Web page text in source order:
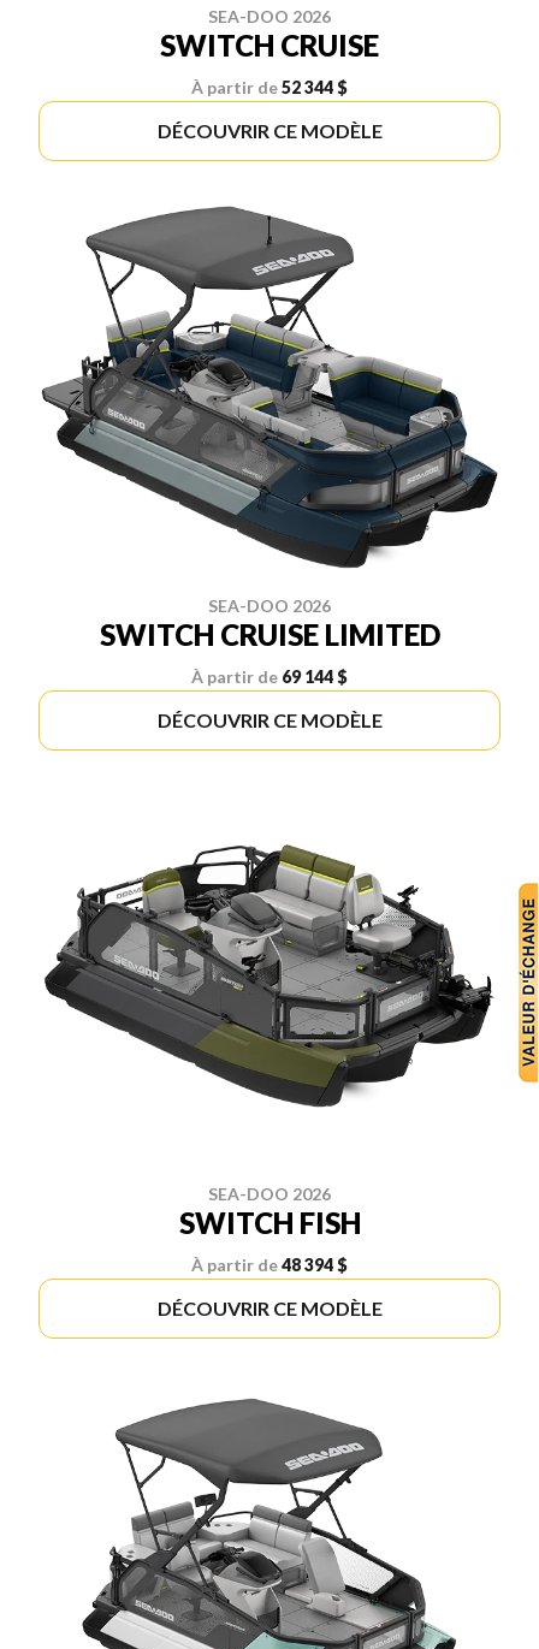
SEA-DOO 2026
SWITCH CRUISE
À partir de52 344 $
DÉCOUVRIR CE MODÈLE
SEA-DOO 2026
SWITCH CRUISE LIMITED
À partir de 69 144 $
DÉCOUVRIR CE MODÈLE
SEA-DOO 2026
SWITCH FISH
À partir de48 394 $
DÉCOUVRIR CE MODÈLE